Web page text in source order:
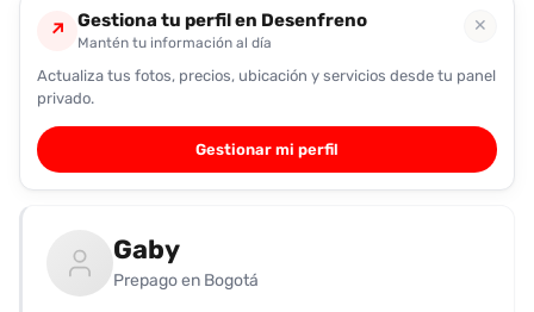
Favoritos
Pronto
podrás
registrarte
guardar
favoritas
↗ Gestiona tu perfil en Desenfreno
Mantén tu información al día
✕
Actualiza tus fotos, precios, ubicación y servicios desde tu panel
privado.
Gestionar mi perfil
Gaby
Prepago en Bogotá